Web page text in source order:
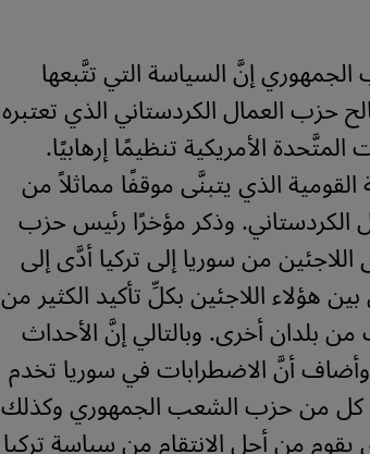
إنَّ السياسة التي تتَّبعها
حزب العمال الكردستاني الذي تعتبره
المتَّحدة الأمريكية تنظيمًا إرهابيًا.
الذي يتبنَّى موقفًا مماثلاً من
الكردستاني. وذكر مؤخرًا رئيس حزب
من سوريا إلى تركيا أدَّى إلى
هؤلاء اللاجئين بكلِّ تأكيد الكثير من
بلدان أخرى. وبالتالي إنَّ الأحداث
أنَّ الاضطرابات في سوريا تخدم
كل من حزب الشعب الجمهوري وكذلك